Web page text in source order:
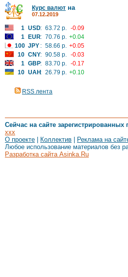
Курс валют на
07.12.2019
1 USD: 63.72 р. -0.09
1
EUR: 70.76 р. +0.04
100 JPY : 58.66 р. +0.05
10 CNY: 90.58 р. -0.03
1 GBP: 83.70 р. -0.17
10 UAH: 26.79 р. +0.10
RSS лента
Сейчас на сайте зарегистрированных
xxx
О проекте
Коллектив Реклама на
Любое использование материалов без
Разработка сайта Asinka.Ru